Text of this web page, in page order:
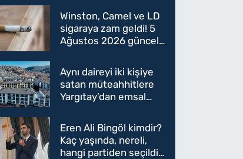
Winston, Camel ve LD
sigaraya zam geldi! 5
Ağustos 2026 güncel
Aynı daireyi iki kişiye
satan müteahhitlere
Yargıtay'dan emsal
Eren Ali Bingöl kimdir?
Kaç yaşında, nereli,
hangi partiden seçildi?